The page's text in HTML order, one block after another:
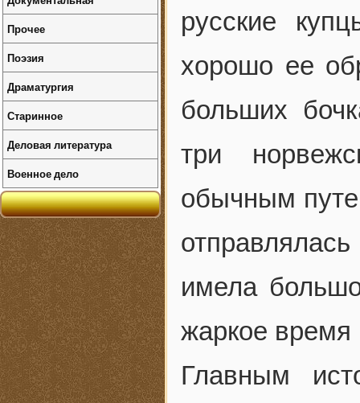
русские
хорошо ее
больших
три
обычным
имела
жаркое время
Главным
Прочее
Поэзия
Драматургия
Старинное
Деловая литература
Военное дело